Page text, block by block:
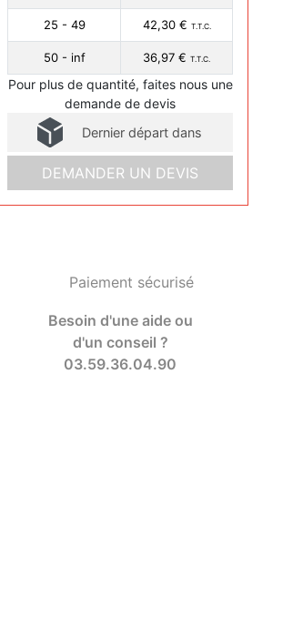
25 - 49 42,30 € T.T.C.
50 - inf 36,97 € T.T.C.
Pour plus de quantité, faites nous une
demande de devis
Dernier départ dans
DEMANDER UN DEVIS
Paiement sécurisé
Besoin d'une aide ou
d'un conseil ?
03.59.36.04.90